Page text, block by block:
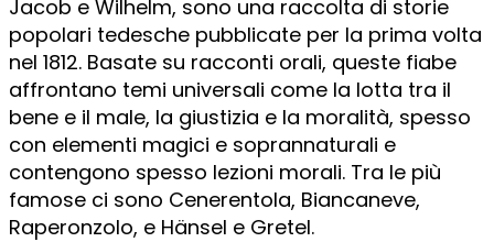
Jacob e Wilhelm, sono una raccolta di storie
popolari tedesche pubblicate per la prima volta
nel 1812. Basate su racconti orali, queste fiabe
affrontano temi universali come la lotta tra il
bene e il male, la giustizia e la moralità, spesso
con elementi magici e soprannaturali e
contengono spesso lezioni morali. Tra le più
famose ci sono Cenerentola, Biancaneve,
Raperonzolo, e Hänsel e Gretel.